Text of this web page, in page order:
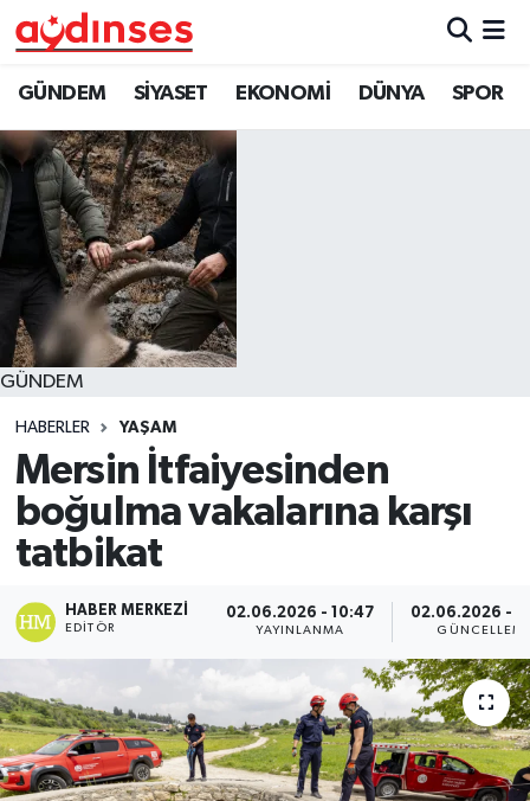
GÜNDEM SİYASET EKONOMİ DÜNYA SPOR
GÜNDEM
HABERLER YAŞAM
Mersin İtfaiyesinden
boğulma vakalarına karşı
tatbikat
HABER MERKEZI
EDITÖR
02.06.2026 - 10:47
YAYINLANMA
02.06.2026 -
GÜNDEM
SİYASET
EKONOMİ
DÜNYA
SPOR
MAGAZİN
YAŞAM
Nöbetçi Eczaneler
Hava Durumu
Aydin Namaz Vakitleri
Trafik Durumu
Süper Lig Puan Durumu ve Fikstür
Tüm Manşetler
Son Dakika Haberleri
Haber Arşivi